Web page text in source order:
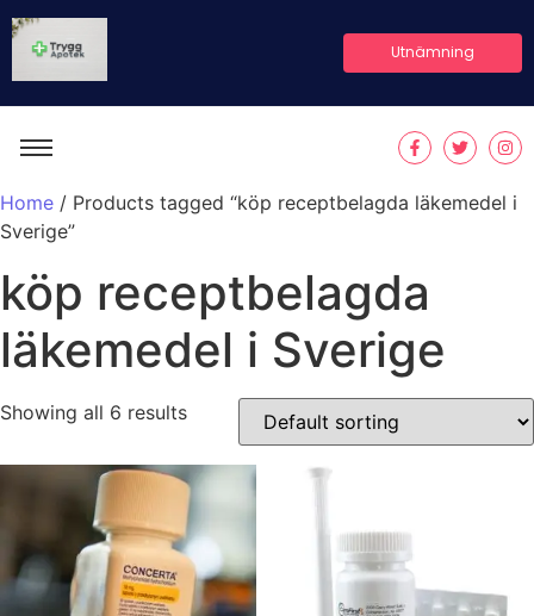
Utnämning
Home / Products tagged “köp receptbelagda läkemedel i
Sverige”
köp receptbelagda
läkemedel i Sverige
Showing all 6 results